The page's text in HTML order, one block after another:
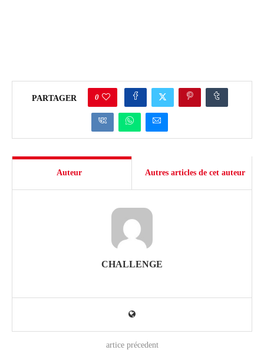
PARTAGER 0
Auteur Autres articles de cet auteur
CHALLENGE
artice précedent